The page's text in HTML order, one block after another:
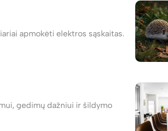
apmokėti elektros sąskaitas.
gedimų dažniui ir šildymo